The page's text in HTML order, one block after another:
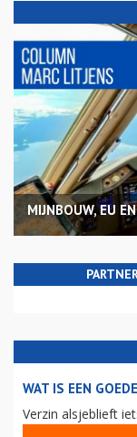
MIJNBOUW, EU
WAT IS EEN
Verzin alsjeblieft